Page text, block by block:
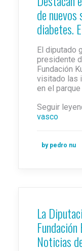
de
diabetes.
El diputado
presidente
Fundación
visitado las
en el
Seguir
vasco
by pedro nu
La
Noticias